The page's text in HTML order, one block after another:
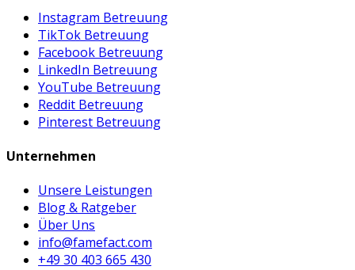
Instagram Betreuung
TikTok Betreuung
Facebook Betreuung
LinkedIn Betreuung
YouTube Betreuung
Reddit Betreuung
Pinterest Betreuung
Unternehmen
Unsere Leistungen
Blog & Ratgeber
Über Uns
info@famefact.com
+49 30 403 665 430